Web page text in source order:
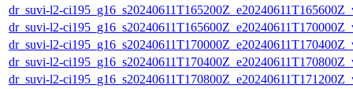
dr_suvi-l2-
dr_suvi-l2-
dr_suvi-l2-
dr_suvi-l2-
dr_suvi-l2-